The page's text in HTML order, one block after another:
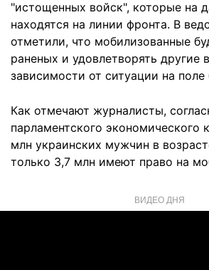
"истощенных войск", которые на
находятся на линии фронта. В
отметили, что мобилизованные
раненых и удовлетворять другие
зависимости от ситуации на поле
Как отмечают журналисты,
парламентского экономического
млн украинских мужчин в
только 3,7 млн имеют право на
ВИДЕО ДНЯ